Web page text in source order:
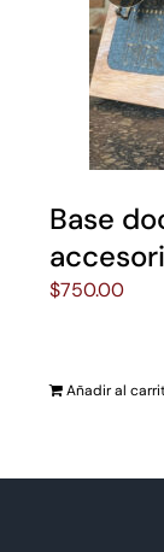
Base
$750.00
Añadir al